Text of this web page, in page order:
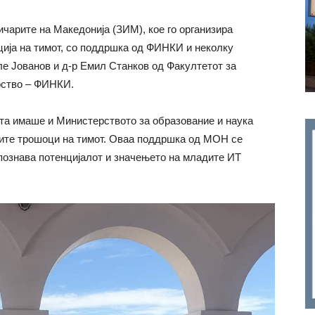
на Македонија (ЗИМ), кое го организира
на тимот, со поддршка од ФИНКИ и неколку
Јованов и д-р Емил Станков од Факултетот за
– ФИНКИ.
имаше и Министерството за образование и наука
трошоци на тимот. Оваа поддршка од МОН се
потенцијалот и значењето на младите ИТ